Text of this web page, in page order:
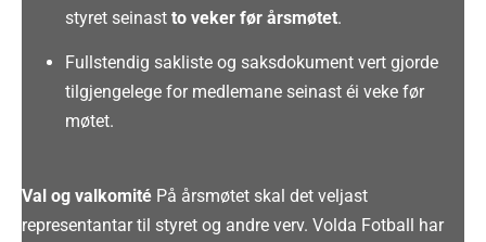
styret seinast to veker før årsmøtet.
Fullstendig sakliste og saksdokument vert gjorde
tilgjengelege for medlemane seinast éi veke før
møtet.
Val og valkomité På årsmøtet skal det veljast
representantar til styret og andre verv. Volda Fotball har